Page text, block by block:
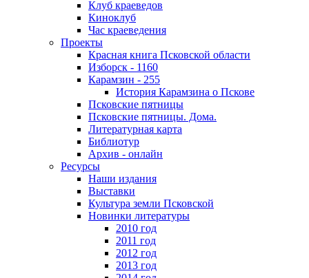
Клуб краеведов
Киноклуб
Час краеведения
Проекты
Красная книга Псковской области
Изборск - 1160
Карамзин - 255
История Карамзина о Пскове
Псковские пятницы
Псковские пятницы. Дома.
Литературная карта
Библиотур
Архив - онлайн
Ресурсы
Наши издания
Выставки
Культура земли Псковской
Новинки литературы
2010 год
2011 год
2012 год
2013 год